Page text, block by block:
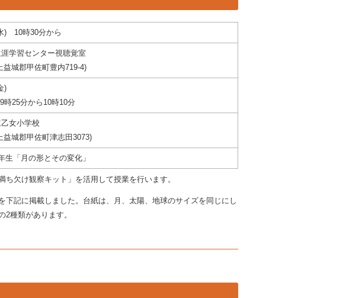
) 10時30分から
学習センター視聴覚室
益城郡甲佐町豊内719-4)
)
時25分から10時10分
女小学校
益城郡甲佐町津志田3073)
生「月の形とその変化」
欠け観察キット」を活用して授業を行います。
下記に掲載しました。台紙は、月、太陽、地球のサイズを同じにし
2種類があります。